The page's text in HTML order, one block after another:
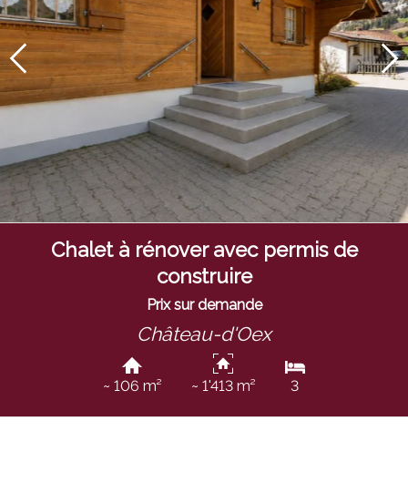
Chalet à rénover avec permis de
construire
Prix sur demande
Château-d'Oex
~ 106 m² ~ 1'413 m² 3